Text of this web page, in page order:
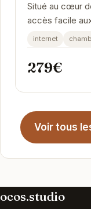
Situé au cœur
accès facile
Cet
internet
279€
Voir tous
ocos.studio